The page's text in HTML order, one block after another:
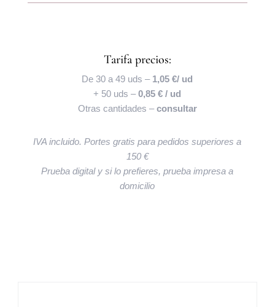
Tarifa precios:
De 30 a 49 uds – 1,05 €/ ud
+ 50 uds –0,85 € / ud
Otras cantidades –consultar
IVA incluido. Portes gratis para pedidos superiores a
150 €
Prueba digital y si lo prefieres, prueba impresa a
domicilio